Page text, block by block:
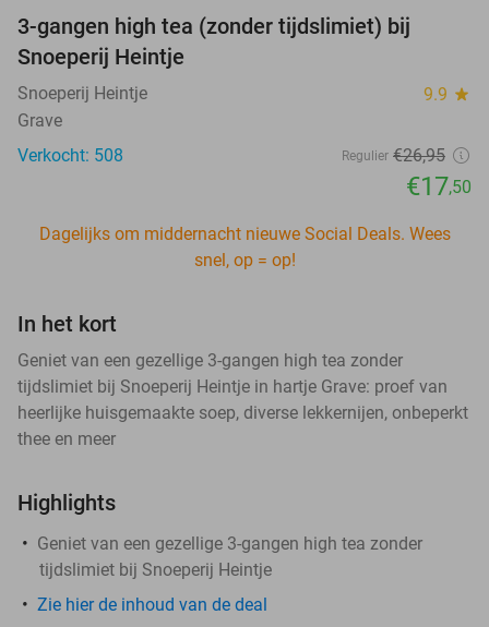
3-gangen high tea (zonder tijdslimiet) bij
Snoeperij Heintje
Snoeperij Heintje 9.9 star
Grave
Verkocht: 508
Regulier €26,95
€17,50
Dagelijks om middernacht nieuwe Social Deals. Wees
snel, op = op!
In het kort
Geniet van een gezellige 3-gangen high tea zonder
tijdslimiet bij Snoeperij Heintje in hartje Grave: proef van
heerlijke huisgemaakte soep, diverse lekkernijen, onbeperkt
thee en meer
Highlights
Geniet van een gezellige 3-gangen high tea zonder
tijdslimiet bij Snoeperij Heintje
Zie hier de inhoud van de deal